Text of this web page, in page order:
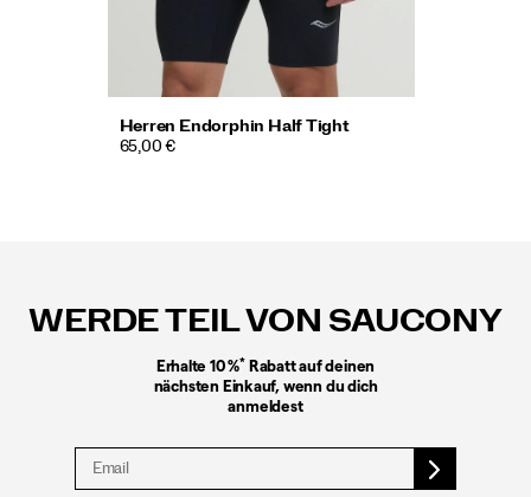
Herren Endorphin Half Tight
65,00 €
WERDE TEIL VON SAUCONY
Erhalte 10 %* Rabatt auf deinen
nächsten Einkauf, wenn du dich
anmeldest